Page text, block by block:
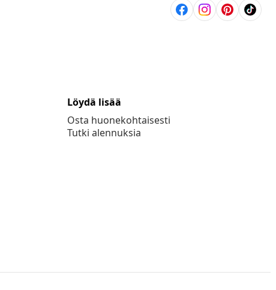
Löydä lisää
Osta huonekohtaisesti
Tutki alennuksia